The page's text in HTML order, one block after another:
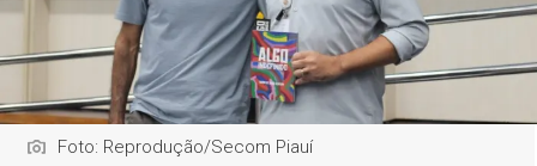
Foto: Reprodução/Secom Piauí